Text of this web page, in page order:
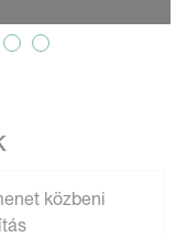
közbeni